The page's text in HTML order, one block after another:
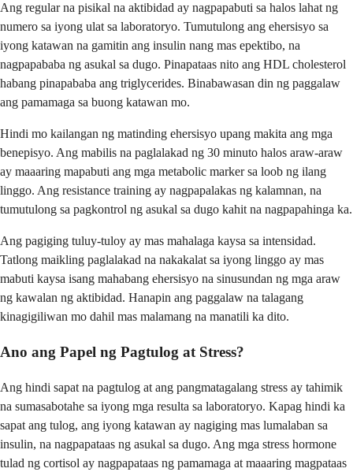
Ang regular na pisikal na aktibidad ay nagpapabuti sa halos lahat ng
numero sa iyong ulat sa laboratoryo. Tumutulong ang ehersisyo sa
iyong katawan na gamitin ang insulin nang mas epektibo, na
nagpapababa ng asukal sa dugo. Pinapataas nito ang HDL cholesterol
habang pinapababa ang triglycerides. Binabawasan din ng paggalaw
ang pamamaga sa buong katawan mo.
Hindi mo kailangan ng matinding ehersisyo upang makita ang mga
benepisyo. Ang mabilis na paglalakad ng 30 minuto halos araw-araw
ay maaaring mapabuti ang mga metabolic marker sa loob ng ilang
linggo. Ang resistance training ay nagpapalakas ng kalamnan, na
tumutulong sa pagkontrol ng asukal sa dugo kahit na nagpapahinga ka.
Ang pagiging tuluy-tuloy ay mas mahalaga kaysa sa intensidad.
Tatlong maikling paglalakad na nakakalat sa iyong linggo ay mas
mabuti kaysa isang mahabang ehersisyo na sinusundan ng mga araw
ng kawalan ng aktibidad. Hanapin ang paggalaw na talagang
kinagigiliwan mo dahil mas malamang na manatili ka dito.
Ano ang Papel ng Pagtulog at Stress?
Ang hindi sapat na pagtulog at ang pangmatagalang stress ay tahimik
na sumasabotahe sa iyong mga resulta sa laboratoryo. Kapag hindi ka
sapat ang tulog, ang iyong katawan ay nagiging mas lumalaban sa
insulin, na nagpapataas ng asukal sa dugo. Ang mga stress hormone
tulad ng cortisol ay nagpapataas ng pamamaga at maaaring magpataas